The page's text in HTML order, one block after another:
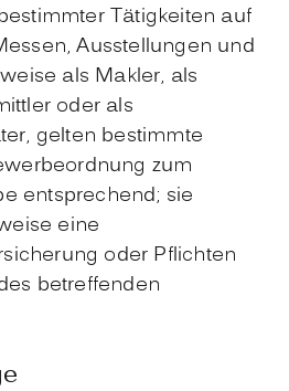
Tätigkeiten auf
Ausstellungen und
als Makler, als
oder als
gelten bestimmte
zum
entsprechend; sie
eine
oder Pflichten
betreffenden